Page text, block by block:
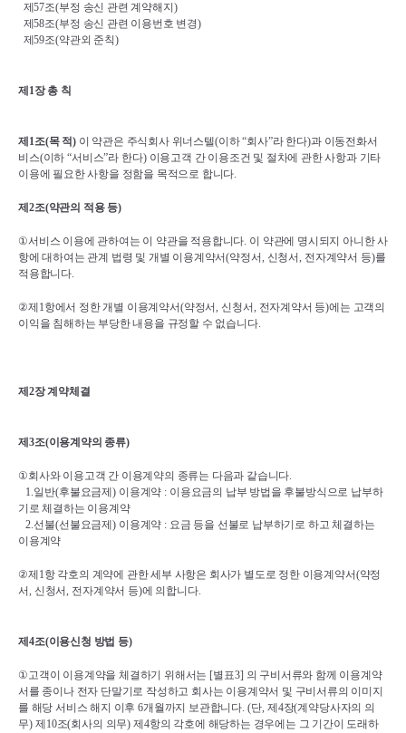
제57조(부정 송신 관련 계약해지 )
제58조(부정 송신 관련 이용번호 변경)
제59조(약관외 준칙)
제 1장 총 칙
제 1조(목 적) 이 약관은 주식회사 위너스텔(이하 “회사”라 한다)과 이동전화서
비스(이하 “서비스”라 한다) 이용고객 간 이용조건 및 절차에 관한 사항과 기타
이용에 필요한 사항을 정함을 목적으로 합니다.
제 2조(약관의 적용 등)
①서비스 이용에 관하여는 이 약관을 적용합니다. 이 약관에 명시되지 아니한 사
항에 대하여는 관계 법령 및 개별 이용계약서(약정서, 신청서, 전자계약서 등)를
적용합니다.
②제 1항에서 정한 개별 이용계약서(약정서, 신청서, 전자계약서 등)에는 고객의
이익을 침해하는 부당한 내용을 규정할 수 없습니다.
제 2장 계약체결
제 3조(이용계약의 종류)
①회사와 이용고객 간 이용계약의 종류는 다음과 같습니다.
1.일반(후불요금제) 이용계약 : 이용요금의 납부 방법을 후불방식으로 납부하
기로 체결하는 이용계약
2.선불(선불요금제) 이용계약 : 요금 등을 선불로 납부하기로 하고 체결하는
이용계약
②제 1항 각호의 계약에 관한 세부 사항은 회사가 별도로 정한 이용계약서(약정
서, 신청서, 전자계약서 등)에 의합니다.
제 4조(이용신청 방법 등)
①고객이 이용계약을 체결하기 위해서는 [별표3] 의 구비서류와 함께 이용계약
서를 종이나 전자 단말기로 작성하고 회사는 이용계약서 및 구비서류의 이미지
를 해당 서비스 해지 이후 6개월까지 보관합니다. (단, 제 4장(계약당사자의 의
무) 제 10조(회사의 의무) 제4항의 각호에 해당하는 경우에는 그 기간이 도래하